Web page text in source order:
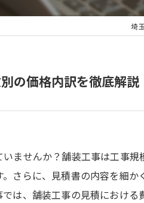
埼
の価格内訳を徹底解説
ませんか？舗装工事は工事
さらに、見積書の内容を細
は、舗装工事の見積におけ